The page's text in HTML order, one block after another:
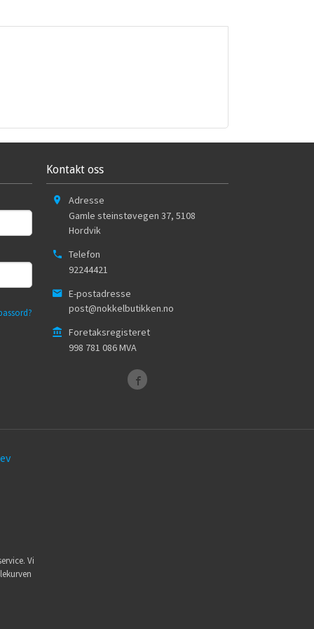
Kontakt oss
Adresse
Gamle steinstøvegen 37, 5108
Hordvik
Telefon
92244421
E-postadresse
post@nokkelbutikken.no
Foretaksregisteret
998 781 086 MVA
Vi